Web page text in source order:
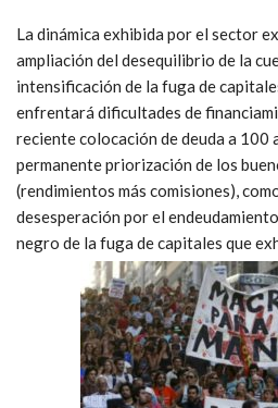
La dinámica exhibida por el sector
ampliación del desequilibrio de la
intensificación de la fuga de
enfrentará dificultades de
reciente colocación de deuda a 100
permanente priorización de los
(rendimientos más comisiones),
desesperación por el
negro de la fuga de capitales que